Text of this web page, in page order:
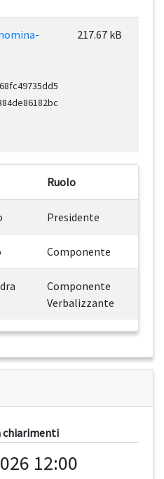
217.67 kB
Ruolo
Presidente
Componente
Componente
Verbalizzante
chiarimenti
12:00